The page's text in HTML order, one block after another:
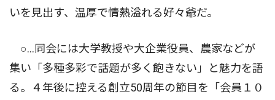
いを見出す、温厚で情熱溢れる好々爺だ。
○…同会には大学教授や大企業役員、農家などが
集い「多種多彩で話題が多く飽きない」と魅力を語
る。４年後に控える創立50周年の節目を「会員１０